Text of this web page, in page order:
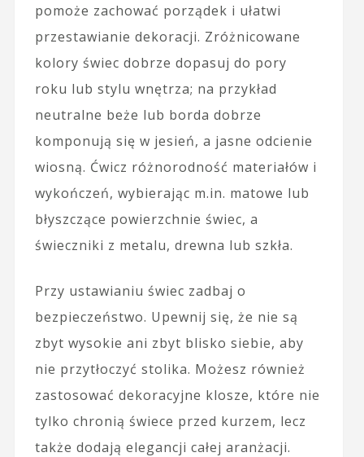
pomoże zachować porządek i ułatwi
przestawianie dekoracji. Zróżnicowane
kolory świec dobrze dopasuj do pory
roku lub stylu wnętrza; na przykład
neutralne beże lub borda dobrze
komponują się w jesień, a jasne odcienie
wiosną. Ćwicz różnorodność materiałów i
wykończeń, wybierając m.in. matowe lub
błyszczące powierzchnie świec, a
świeczniki z metalu, drewna lub szkła.
Przy ustawianiu świec zadbaj o
bezpieczeństwo. Upewnij się, że nie są
zbyt wysokie ani zbyt blisko siebie, aby
nie przytłoczyć stolika. Możesz również
zastosować dekoracyjne klosze, które nie
tylko chronią świece przed kurzem, lecz
także dodają elegancji całej aranżacji.